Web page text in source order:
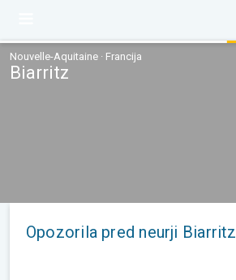
Nouvelle-Aquitaine · Francija
Biarritz
Opozorila pred neurji Biarritz